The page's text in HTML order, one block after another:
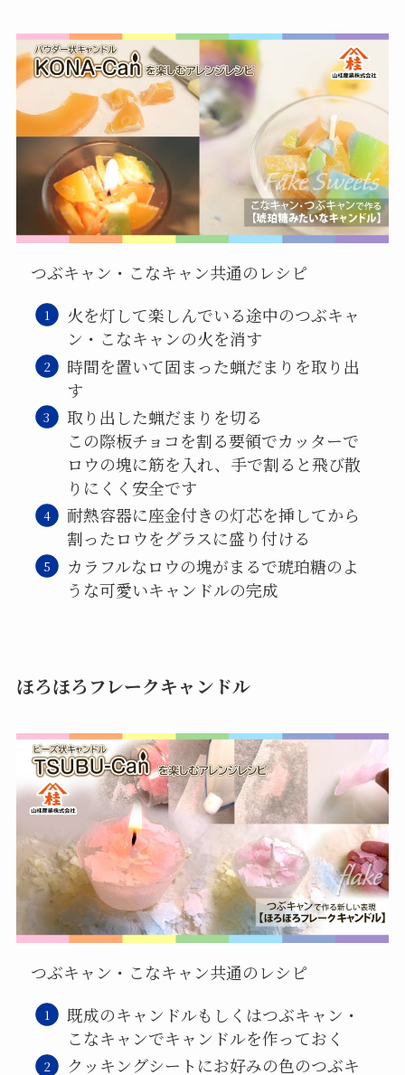
つぶキャン・こなキャン共通のレシピ
火を灯して楽しんでいる途中のつぶキャ
ン・こなキャンの火を消す
時間を置いて固まった蝋だまりを取り出
す
取り出した蝋だまりを切る
この際板チョコを割る要領でカッターで
ロウの塊に筋を入れ、手で割ると飛び散
りにくく安全です
耐熱容器に座金付きの灯芯を挿してから
割ったロウをグラスに盛り付ける
カラフルなロウの塊がまるで琥珀糖のよ
うな可愛いキャンドルの完成
ほろほろフレークキャンドル
つぶキャン・こなキャン共通のレシピ
既成のキャンドルもしくはつぶキャン・
こなキャンでキャンドルを作っておく
クッキングシートにお好みの色のつぶキ